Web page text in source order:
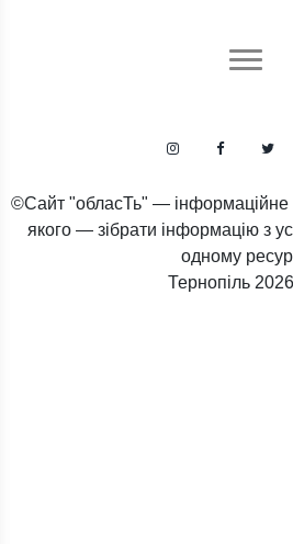
©Сайт "обласТь" — інформаційне
якого — зібрати інформацію з
одному
Тернопіль